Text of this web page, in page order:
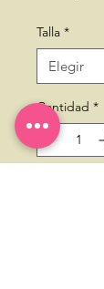
Talla *
Cantidad *